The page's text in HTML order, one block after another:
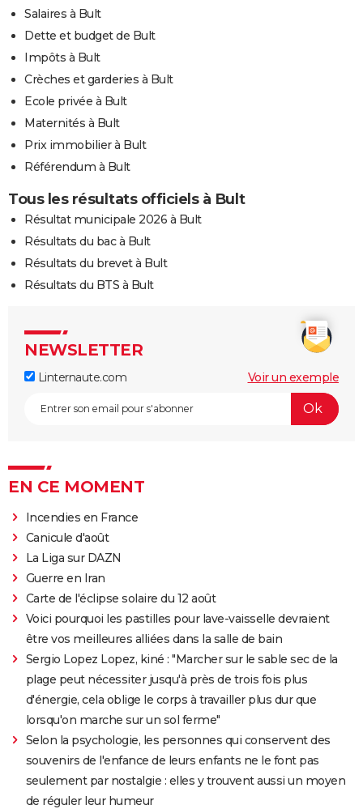
Salaires à Bult
Dette et budget de Bult
Impôts à Bult
Crèches et garderies à Bult
Ecole privée à Bult
Maternités à Bult
Prix immobilier à Bult
Référendum à Bult
Tous les résultats officiels à Bult
Résultat municipale 2026 à Bult
Résultats du bac à Bult
Résultats du brevet à Bult
Résultats du BTS à Bult
NEWSLETTER
Linternaute.com Voir un exemple
EN CE MOMENT
Incendies en France
Canicule d'août
La Liga sur DAZN
Guerre en Iran
Carte de l'éclipse solaire du 12 août
Voici pourquoi les pastilles pour lave-vaisselle devraient
être vos meilleures alliées dans la salle de bain
Sergio Lopez Lopez, kiné : "Marcher sur le sable sec de la
plage peut nécessiter jusqu'à près de trois fois plus
d'énergie, cela oblige le corps à travailler plus dur que
lorsqu'on marche sur un sol ferme"
Selon la psychologie, les personnes qui conservent des
souvenirs de l'enfance de leurs enfants ne le font pas
seulement par nostalgie : elles y trouvent aussi un moyen
de réguler leur humeur